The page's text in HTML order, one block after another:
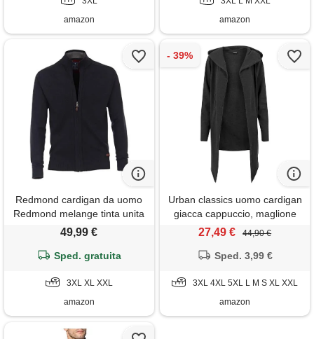
amazon
amazon
Redmond cardigan da uomo
Redmond melange tinta unita
alto 100% cotone, 11 blu. , 3xl
49,99 €
Sped. gratuita
3XL XL XXL
amazon
Urban classics uomo cardigan
giacca cappuccio, maglione
manica lunga, invernale
stile casual, colore: carbone,
27,49 € 44,90 €
Sped. 3,99 €
3XL 4XL 5XL L M S XL XXL
amazon